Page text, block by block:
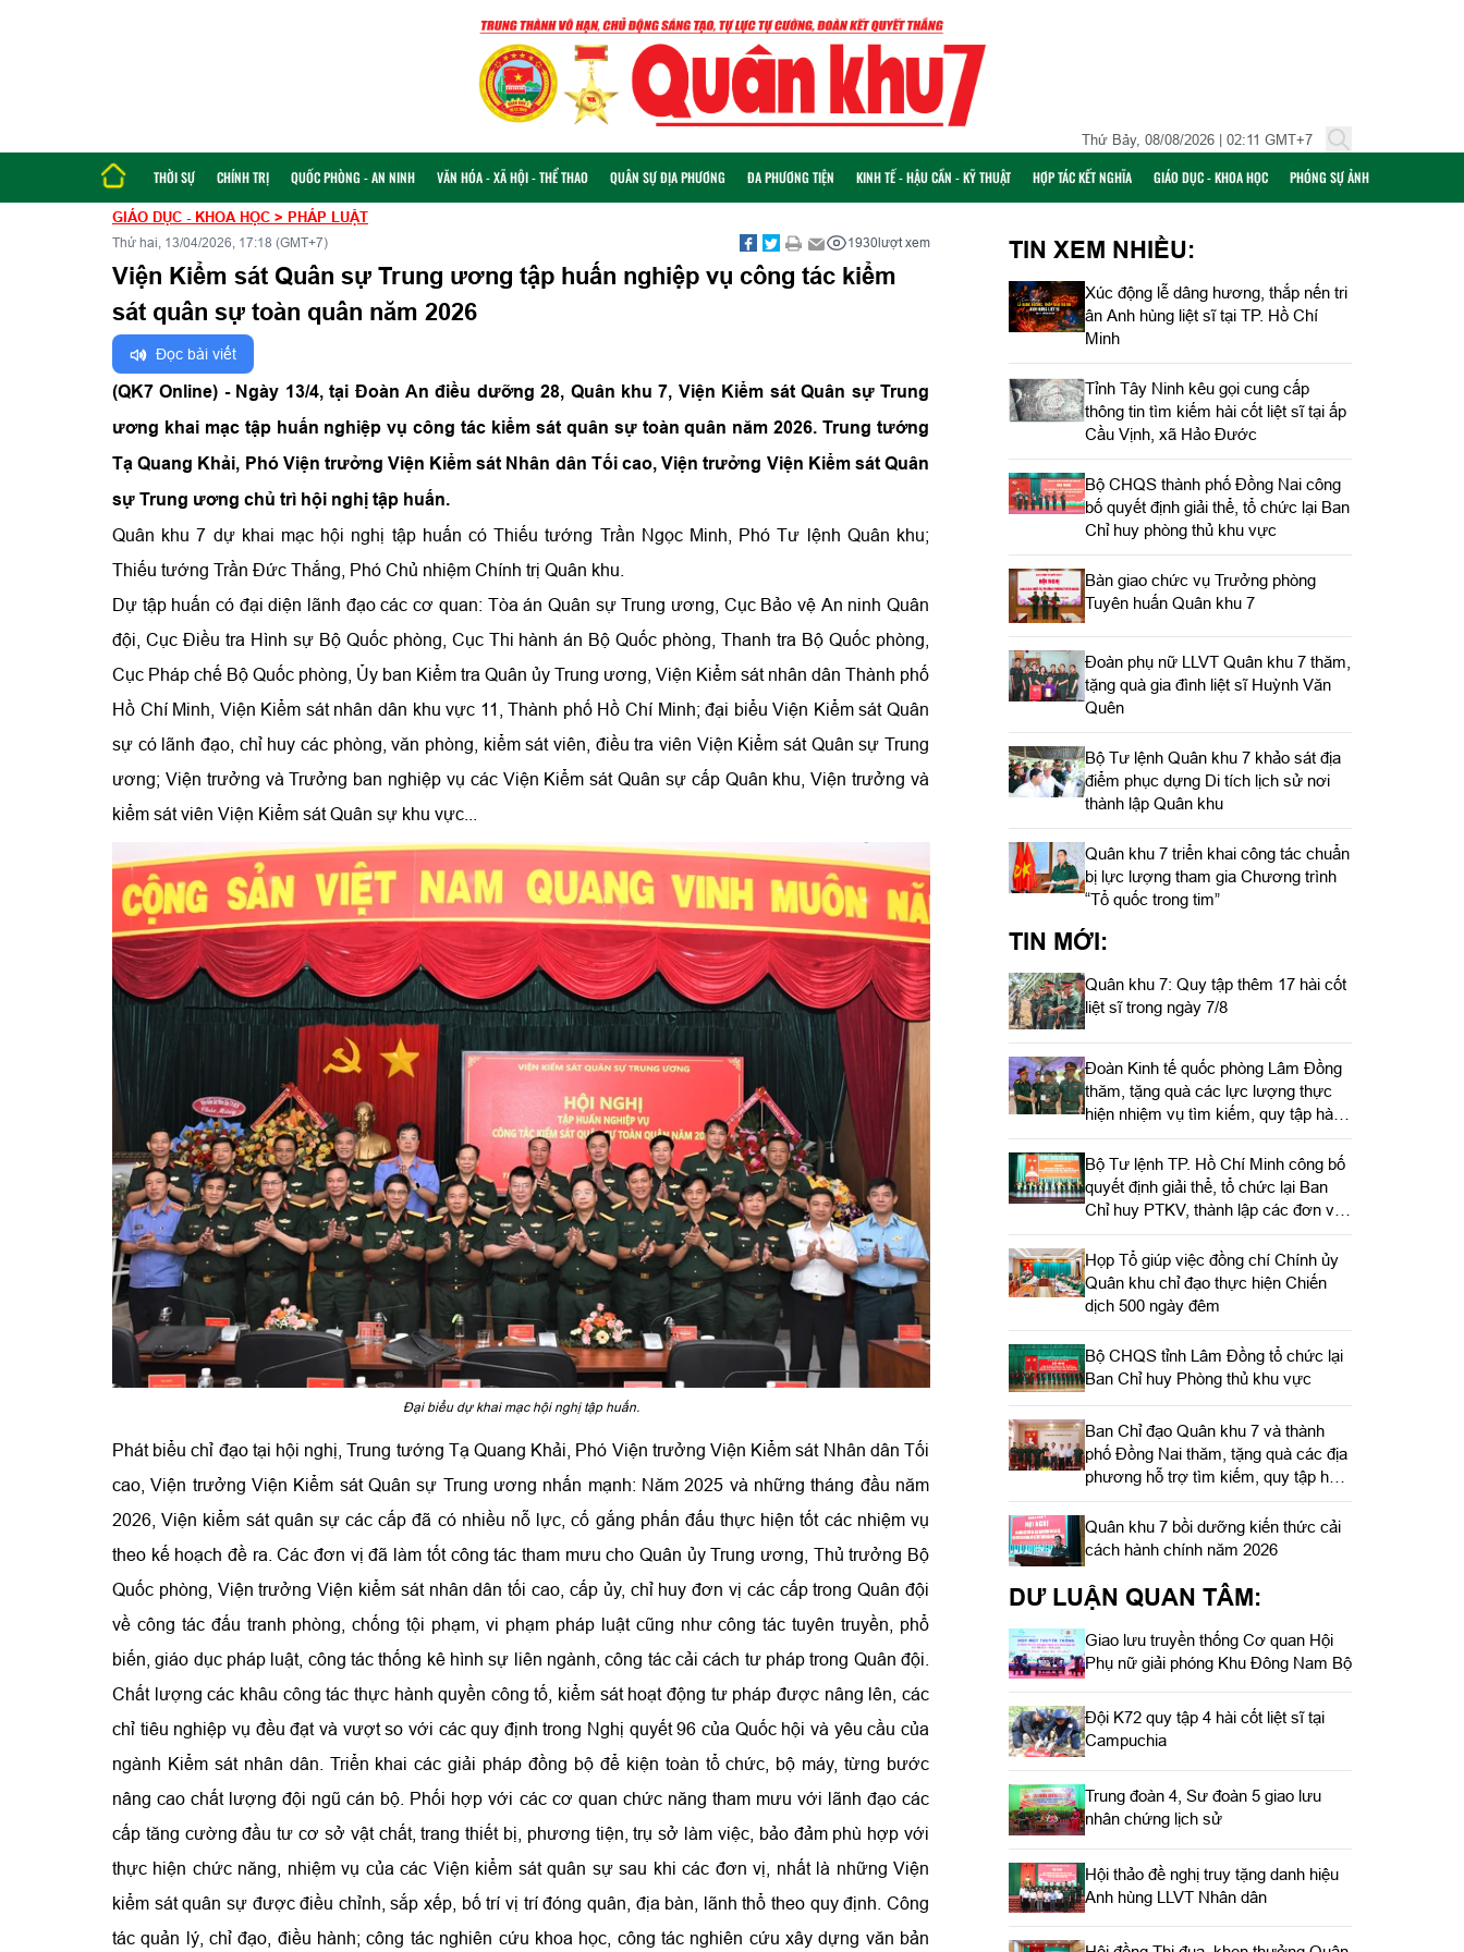
Thứ Bảy, 08/08/2026 | 02:11 GMT+7
THỜI SỰ CHÍNH TRỊ QUỐC PHÒNG - AN NINH VĂN HÓA - XÃ HỘI - THỂ THAO QUÂN SỰ ĐỊA PHƯƠNG ĐA PHƯƠNG TIỆN KINH TẾ - HẬU CẦN - KỸ THUẬT HỢP TÁC KẾT NGHĨA GIÁO DỤC - KHOA HỌC PHÓNG SỰ ẢNH
GIÁO DỤC - KHOA HỌC > PHÁP LUẬT
Thứ hai, 13/04/2026, 17:18 (GMT+7) 1930lượt xem
Viện Kiểm sát Quân sự Trung ương tập huấn nghiệp vụ công tác kiểm
sát quân sự toàn quân năm 2026
Đọc bài viết
(QK7 Online) - Ngày 13/4, tại Đoàn An điều dưỡng 28, Quân khu 7, Viện Kiểm sát Quân sự Trung
ương khai mạc tập huấn nghiệp vụ công tác kiểm sát quân sự toàn quân năm 2026. Trung tướng
Tạ Quang Khải, Phó Viện trưởng Viện Kiểm sát Nhân dân Tối cao, Viện trưởng Viện Kiểm sát Quân
sự Trung ương chủ trì hội nghị tập huấn.
Quân khu 7 dự khai mạc hội nghị tập huấn có Thiếu tướng Trần Ngọc Minh, Phó Tư lệnh Quân khu;
Thiếu tướng Trần Đức Thắng, Phó Chủ nhiệm Chính trị Quân khu.
Dự tập huấn có đại diện lãnh đạo các cơ quan: Tòa án Quân sự Trung ương, Cục Bảo vệ An ninh Quân
đội, Cục Điều tra Hình sự Bộ Quốc phòng, Cục Thi hành án Bộ Quốc phòng, Thanh tra Bộ Quốc phòng,
Cục Pháp chế Bộ Quốc phòng, Ủy ban Kiểm tra Quân ủy Trung ương, Viện Kiểm sát nhân dân Thành phố
Hồ Chí Minh, Viện Kiểm sát nhân dân khu vực 11, Thành phố Hồ Chí Minh; đại biểu Viện Kiểm sát Quân
sự có lãnh đạo, chỉ huy các phòng, văn phòng, kiểm sát viên, điều tra viên Viện Kiểm sát Quân sự Trung
ương; Viện trưởng và Trưởng ban nghiệp vụ các Viện Kiểm sát Quân sự cấp Quân khu, Viện trưởng và
kiểm sát viên Viện Kiểm sát Quân sự khu vực...
Đại biểu dự khai mạc hội nghị tập huấn.
Phát biểu chỉ đạo tại hội nghị, Trung tướng Tạ Quang Khải, Phó Viện trưởng Viện Kiểm sát Nhân dân Tối
cao, Viện trưởng Viện Kiểm sát Quân sự Trung ương nhấn mạnh: Năm 2025 và những tháng đầu năm
2026, Viện kiểm sát quân sự các cấp đã có nhiều nỗ lực, cố gắng phấn đấu thực hiện tốt các nhiệm vụ
theo kế hoạch đề ra. Các đơn vị đã làm tốt công tác tham mưu cho Quân ủy Trung ương, Thủ trưởng Bộ
Quốc phòng, Viện trưởng Viện kiểm sát nhân dân tối cao, cấp ủy, chỉ huy đơn vị các cấp trong Quân đội
về công tác đấu tranh phòng, chống tội phạm, vi phạm pháp luật cũng như công tác tuyên truyền, phổ
biến, giáo dục pháp luật, công tác thống kê hình sự liên ngành, công tác cải cách tư pháp trong Quân đội.
Chất lượng các khâu công tác thực hành quyền công tố, kiểm sát hoạt động tư pháp được nâng lên, các
chỉ tiêu nghiệp vụ đều đạt và vượt so với các quy định trong Nghị quyết 96 của Quốc hội và yêu cầu của
ngành Kiểm sát nhân dân. Triển khai các giải pháp đồng bộ để kiện toàn tổ chức, bộ máy, từng bước
nâng cao chất lượng đội ngũ cán bộ. Phối hợp với các cơ quan chức năng tham mưu với lãnh đạo các
cấp tăng cường đầu tư cơ sở vật chất, trang thiết bị, phương tiện, trụ sở làm việc, bảo đảm phù hợp với
thực hiện chức năng, nhiệm vụ của các Viện kiểm sát quân sự sau khi các đơn vị, nhất là những Viện
kiểm sát quân sự được điều chỉnh, sắp xếp, bố trí vị trí đóng quân, địa bàn, lãnh thổ theo quy định. Công
tác quản lý, chỉ đạo, điều hành; công tác nghiên cứu khoa học, công tác nghiên cứu xây dựng văn bản
TIN XEM NHIỀU:
Xúc động lễ dâng hương, thắp nến tri
ân Anh hùng liệt sĩ tại TP. Hồ Chí
Minh
Tỉnh Tây Ninh kêu gọi cung cấp
thông tin tìm kiếm hài cốt liệt sĩ tại ấp
Cầu Vịnh, xã Hảo Đước
Bộ CHQS thành phố Đồng Nai công
bố quyết định giải thể, tổ chức lại Ban
Chỉ huy phòng thủ khu vực
Bàn giao chức vụ Trưởng phòng
Tuyên huấn Quân khu 7
Đoàn phụ nữ LLVT Quân khu 7 thăm,
tặng quà gia đình liệt sĩ Huỳnh Văn
Quên
Bộ Tư lệnh Quân khu 7 khảo sát địa
điểm phục dựng Di tích lịch sử nơi
thành lập Quân khu
Quân khu 7 triển khai công tác chuẩn
bị lực lượng tham gia Chương trình
“Tổ quốc trong tim”
TIN MỚI:
Quân khu 7: Quy tập thêm 17 hài cốt
liệt sĩ trong ngày 7/8
Đoàn Kinh tế quốc phòng Lâm Đồng
thăm, tặng quà các lực lượng thực
hiện nhiệm vụ tìm kiếm, quy tập hài
cốt liệt sĩ
Bộ Tư lệnh TP. Hồ Chí Minh công bố
quyết định giải thể, tổ chức lại Ban
Chỉ huy PTKV, thành lập các đơn vị
trực thuộc
Họp Tổ giúp việc đồng chí Chính ủy
Quân khu chỉ đạo thực hiện Chiến
dịch 500 ngày đêm
Bộ CHQS tỉnh Lâm Đồng tổ chức lại
Ban Chỉ huy Phòng thủ khu vực
Ban Chỉ đạo Quân khu 7 và thành
phố Đồng Nai thăm, tặng quà các địa
phương hỗ trợ tìm kiếm, quy tập hài
cốt liệt sĩ
Quân khu 7 bồi dưỡng kiến thức cải
cách hành chính năm 2026
DƯ LUẬN QUAN TÂM:
Giao lưu truyền thống Cơ quan Hội
Phụ nữ giải phóng Khu Đông Nam Bộ
Đội K72 quy tập 4 hài cốt liệt sĩ tại
Campuchia
Trung đoàn 4, Sư đoàn 5 giao lưu
nhân chứng lịch sử
Hội thảo đề nghị truy tặng danh hiệu
Anh hùng LLVT Nhân dân